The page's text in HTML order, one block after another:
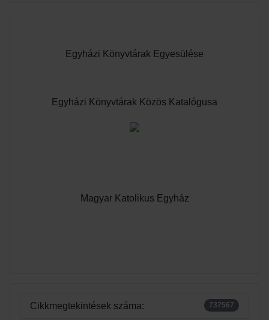
Egyházi Könyvtárak Egyesülése
Egyházi Könyvtárak Közös Katalógusa
Magyar Katolikus Egyház
Cikkmegtekintések száma: 737567